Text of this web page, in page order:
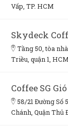
Vấp, TP. HCM
Skydeck
Tầng 50, tòa
Triều, quận 1, HCM
Coffee SG
58/21 Đường Số
Chánh, Quận Thủ